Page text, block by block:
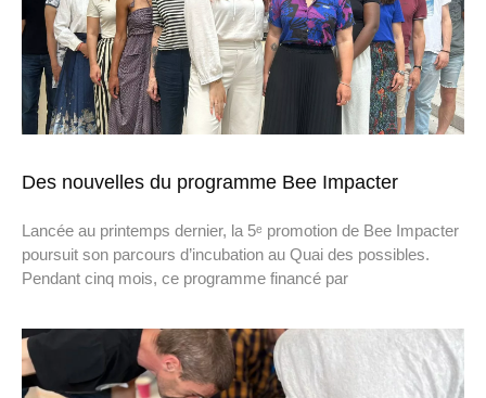
Des nouvelles du programme Bee Impacter
Lancée au printemps dernier, la 5ᵉ promotion de Bee Impacter
poursuit son parcours d’incubation au Quai des possibles.
Pendant cinq mois, ce programme financé par